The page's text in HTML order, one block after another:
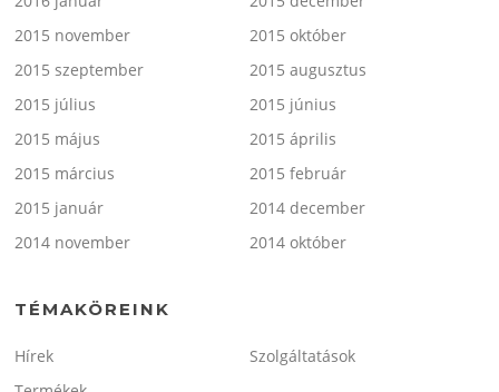
2015 november
2015 október
2015 szeptember
2015 augusztus
2015 július
2015 június
2015 május
2015 április
2015 március
2015 február
2015 január
2014 december
2014 november
2014 október
TÉMAKÖREINK
Hírek
Szolgáltatások